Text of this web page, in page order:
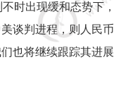
时出现缓和态势下
谈判进程，则人民
也将继续跟踪其进